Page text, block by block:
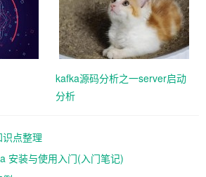
kafka源码分析之一server启动
分析
点整理
安装与使用入门(入门笔记)